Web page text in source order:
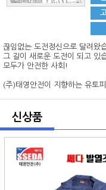
끊임없는 도전정신으로 달려왔
그 길이 새로운 도전이 되고 있
모두가 안전한 사회!
(주)태영안전이 지향하는 유토
신상품